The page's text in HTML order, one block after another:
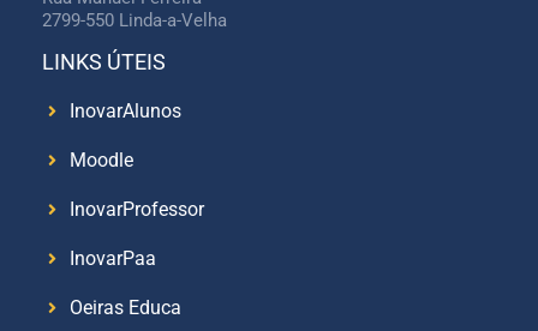
2799-550 Linda-a-Velha
LINKS ÚTEIS
InovarAlunos
Moodle
InovarProfessor
InovarPaa
Oeiras Educa